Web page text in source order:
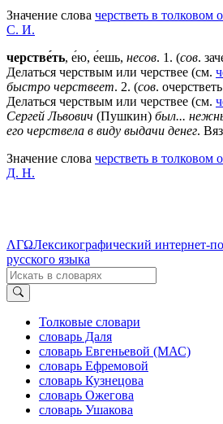
Значение слова черстветь в толковом
C. И.
черстве́ть, е́ю, е́ешь, несов. 1 . (сов.
Делаться черствым или черствее (см.
быстро черствеет. 2. (сов.
Делаться черствым или черствее (см.
Сергей Львович (Пушкин) был...
его черствела в виду выдачи денег.
Значение слова черстветь в толковом
Д. Н.
ΛΓΩЛексикографический интернет-
русского языка
Толковые словари
словарь Даля
словарь Евгеньевой (МАС)
словарь Ефремовой
словарь Кузнецова
словарь Ожегова
словарь Ушакова